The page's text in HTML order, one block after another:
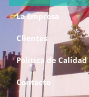
La Empresa
Clientes
Política de Calidad
Contacto